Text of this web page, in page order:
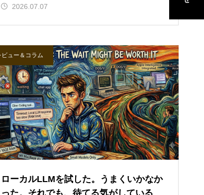
2026.07.07
ビュー＆コラム
ローカルLLMを試した。うまくいかなか
った。それでも、待てる気がしている